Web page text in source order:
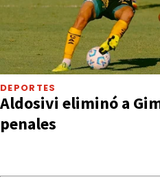
DEPORTES
Aldosivi eliminó a
penales